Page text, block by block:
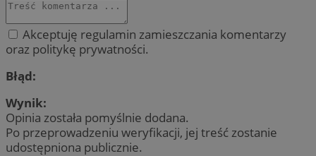
Akceptuję regulamin zamieszczania komentarzy
oraz politykę prywatności.
Błąd:
Wynik:
Opinia została pomyślnie dodana.
Po przeprowadzeniu weryfikacji, jej treść zostanie
udostępniona publicznie.